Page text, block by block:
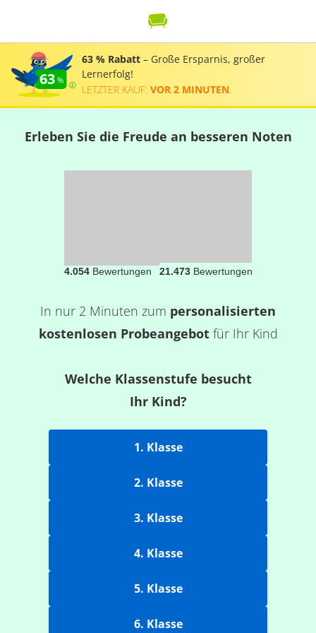
63
63 % Rabatt – Große Ersparnis, großer
Lernerfolg!
LETZTER KAUF: VOR 2 MINUTEN
Erleben Sie die Freude an besseren Noten
4.054Bewertungen 21.473Bewertungen
In nur 2 Minuten zum personalisierten
kostenlosen Probeangebotfür Ihr Kind
Welche Klassenstufe besucht
Ihr Kind?
1. Klasse
2. Klasse
3. Klasse
4. Klasse
5. Klasse
6. Klasse